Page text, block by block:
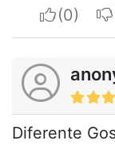
I
Diferente